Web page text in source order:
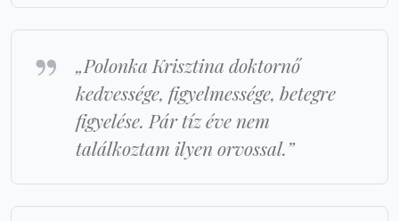
„Polonka Krisztina doktornő
kedvessége, figyelmessége, betegre
figyelése. Pár tíz éve nem
találkoztam ilyen orvossal.”